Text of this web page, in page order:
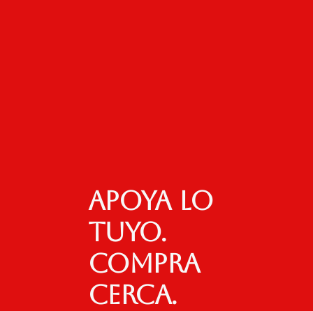
Apoya lo
tuyo.
Compra
cerca.